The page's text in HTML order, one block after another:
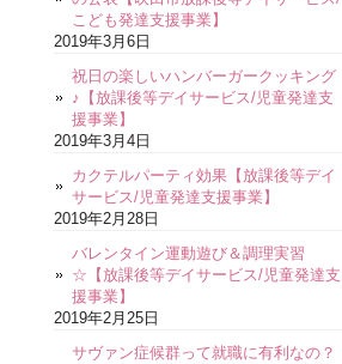
こども発達支援事業】
2019年3月6日
祝日の楽しいハンバーガークッキング
♪【放課後等デイサービス/児童発達支
援事業】
2019年3月4日
カクテルパーティ効果【放課後等デイ
サービス/児童発達支援事業】
2019年2月28日
バレンタイン運動遊び＆調理実習
☆【放課後等デイサービス/児童発達支
援事業】
2019年2月25日
サヴァン症候群って就職に有利なの？